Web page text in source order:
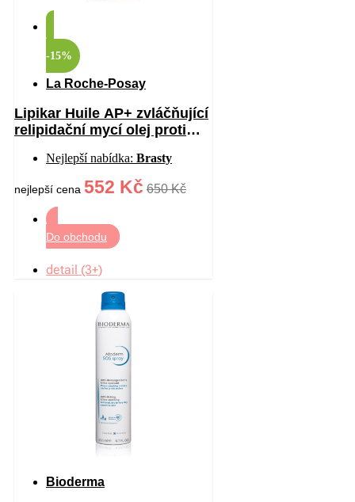
-15%
La Roche-Posay
Lipikar Huile AP+ zvláčňující
relipidační mycí olej proti
Nejlepší nabídka: Brasty
nejlepší cena 552 Kč 650 Kč
Do obchodu
detail (3+)
Bioderma